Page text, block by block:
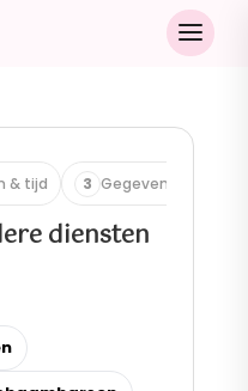
& tijd 3 Gegevens
diensten